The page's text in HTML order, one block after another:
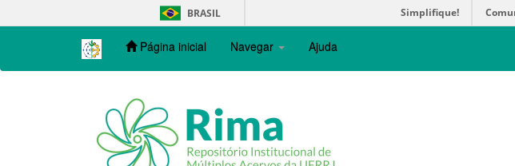
navigation
BRASIL Simplifique!
Página inicial Navegar Ajuda